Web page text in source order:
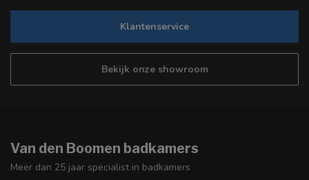
Klantenservice
Bekijk onze showroom
Van den Boomen badkamers
Meer dan 25 jaar specialist in badkamers